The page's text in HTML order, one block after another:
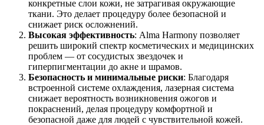
конкретные слои кожи, не затрагивая окружающие
ткани. Это делает процедуру более безопасной и
снижает риск осложнений.
Высокая эффективность: Alma Harmony позволяет
решить широкий спектр косметических и медицинских
проблем — от сосудистых звездочек и
гиперпигментации до акне и шрамов.
Безопасность и минимальные риски: Благодаря
встроенной системе охлаждения, лазерная система
снижает вероятность возникновения ожогов и
покраснений, делая процедуру комфортной и
безопасной даже для людей с чувствительной кожей.